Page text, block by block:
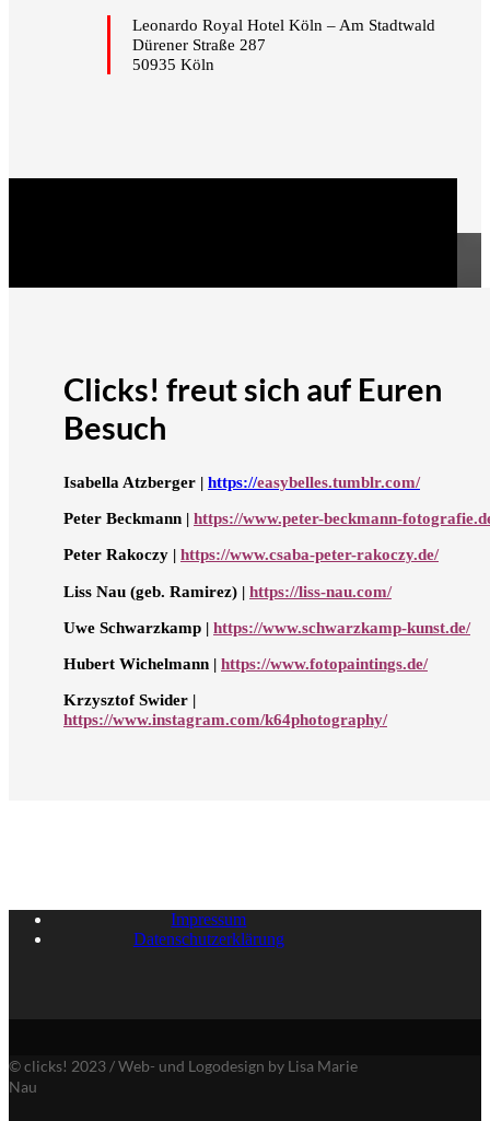
Leonardo Royal Hotel Köln – Am Stadtwald
Dürener Straße 287
50935 Köln
Clicks! freut sich auf Euren
Besuch
Isabella Atzberger | https://easybelles.tumblr.com/
Peter Beckmann | https://www.peter-beckmann-
Peter Rakoczy | https://www.csaba-peter-rakoczy.de/
Liss Nau (geb. Ramirez) | https://liss-nau.com/
Uwe Schwarzkamp | https://www.schwarzkamp-kunst.de/
Hubert Wichelmann | https://www.fotopaintings.de/
Krzysztof Swider |
https://www.instagram.com/k64photography/
Impressum
Datenschutzerklärung
© clicks! 2023 / Web- und Logodesign by Lisa Marie
Nau